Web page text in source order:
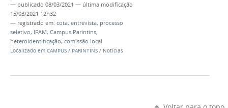
— publicado 08/03/2021 — última modificação
15/03/2021 12h32
— registrado em: cota, entrevista, processo
seletivo, IFAM, Campus Parintins,
heteroidentificação, comissão local
Localizado em CAMPUS / PARINTINS / Notícias